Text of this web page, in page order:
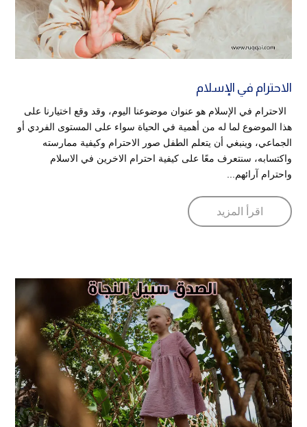
الاحترام في الإسلام
الاحترام في الإسلام هو عنوان موضوعنا اليوم، وقد وقع اختيارنا على
هذا الموضوع لما له من أهمية في الحياة سواء على المستوى الفردي أو
الجماعي، وينبغي أن يتعلم الطفل صور الاحترام وكيفية ممارسته
واكتسابه، سنتعرف معًا على كيفية احترام الاخرين في الاسلام
واحترام آرائهم...
اقرأ المزيد